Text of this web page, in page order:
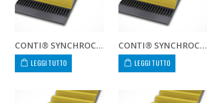
CONTI® SYNCHROCHAIN CARBON CTD 14M 1260 68 C
LEGGI TUTTO
CONTI® SYNCHROCHAIN CARBON CTD 14M 1260 90 C
LEGGI TUTTO